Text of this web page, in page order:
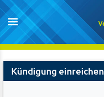
Cancel
Abo
Kündigung einreichen